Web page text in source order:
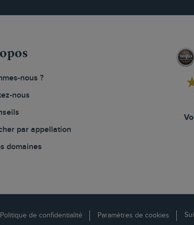
nous ?
nous
par appellation
domaines
Politique de confidentialité Paramètres de cookies